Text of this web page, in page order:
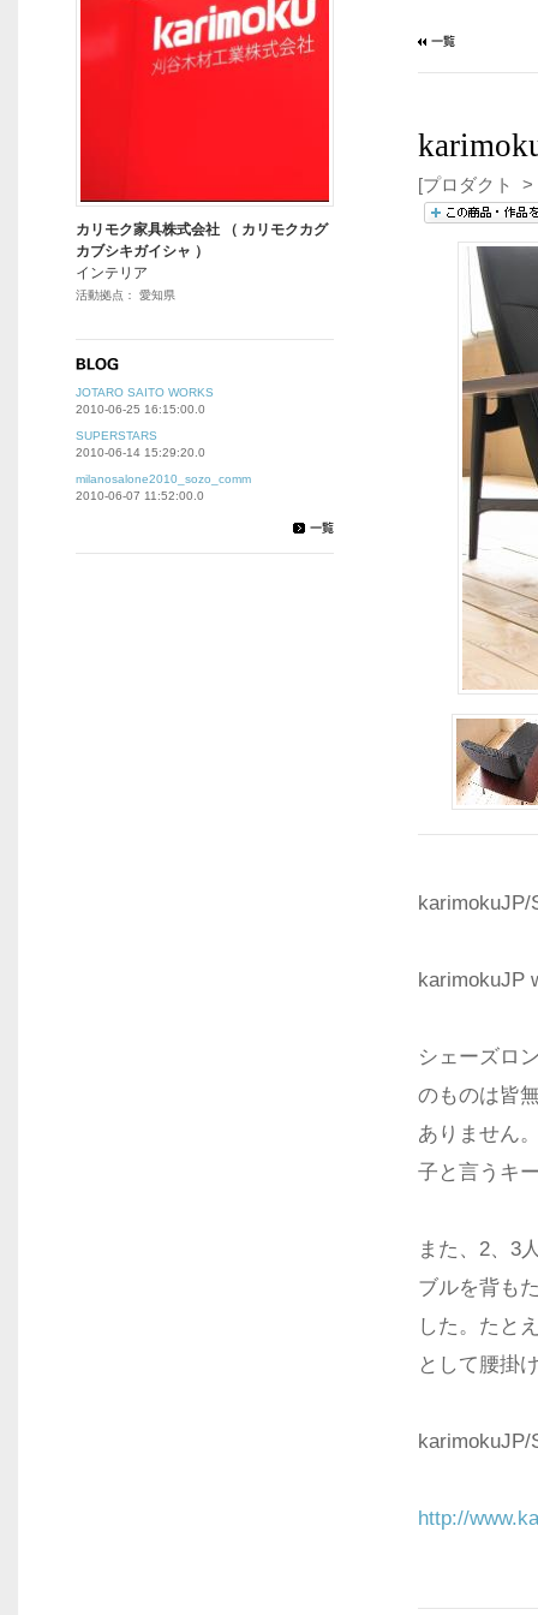
[プロダクト >
シェーズロ
のものは皆
ありません
子と言うキ
また、2、3
ブルを背も
した。たと
として腰掛
karimokuJP/
http://
カリモク家具株式会社 （ カリモクカグ
カブシキガイシャ ）
インテリア
活動拠点： 愛知県
JOTARO SAITO WORKS
2010-06-25 16:15:00.0
SUPERSTARS
2010-06-14 15:29:20.0
milanosalone2010_sozo_comm
2010-06-07 11:52:00.0